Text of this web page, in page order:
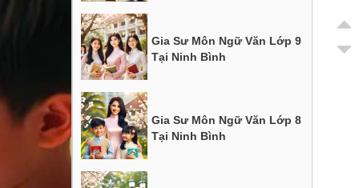
Gia Sư Môn Ngữ Văn Lớp 9
Tại Ninh Bình
Gia Sư Môn Ngữ Văn Lớp 8
Tại Ninh Bình